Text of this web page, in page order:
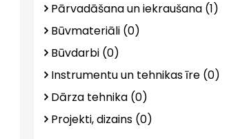
Pārvadāšana un iekraušana (1)
Būvmateriāli (0)
Būvdarbi (0)
Instrumentu un tehnikas īre (0)
Dārza tehnika (0)
Projekti, dizains (0)